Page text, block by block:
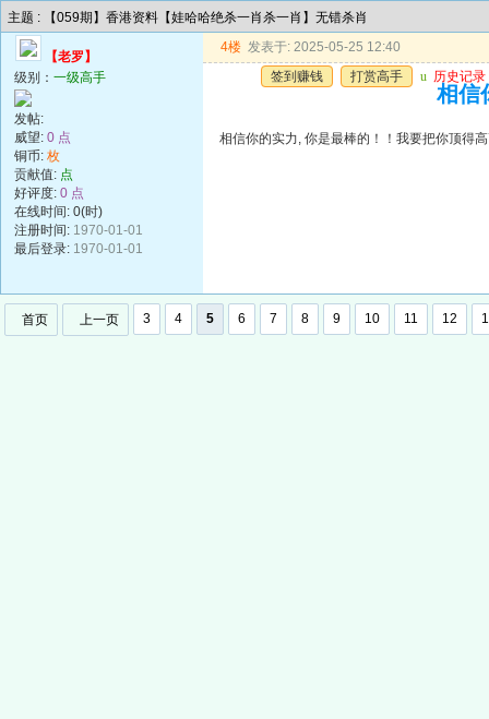
主题 : 【059期】香港资料【娃哈哈绝杀一肖杀一肖】无错杀肖
【老罗】
级别： 一级高手
发帖:
威望: 0 点
铜币: 枚
贡献值: 点
好评度: 0 点
在线时间: 0(时)
注册时间: 1970-01-01
最后登录: 1970-01-01
4楼 发表于: 2025-05-25 12:40
签到赚钱
打赏高手 u 历史记录
相信
相信你的实力, 你是最棒的！！我要把你顶得
首页 上一页 3 4 5 6 7 8 9 10 11 12